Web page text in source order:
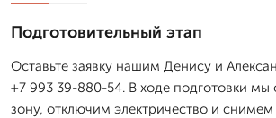
Подготовительный этап
Оставьте заявку нашим Денису и
+7 993 39-880-54. В ходе подготовки
зону, отключим электричество и